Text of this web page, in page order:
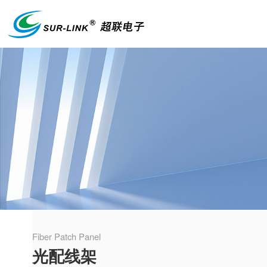
Fiber Patch Panel
光配线架